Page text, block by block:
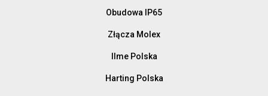
Obudowa IP65
Złącza Molex
Ilme Polska
Harting Polska